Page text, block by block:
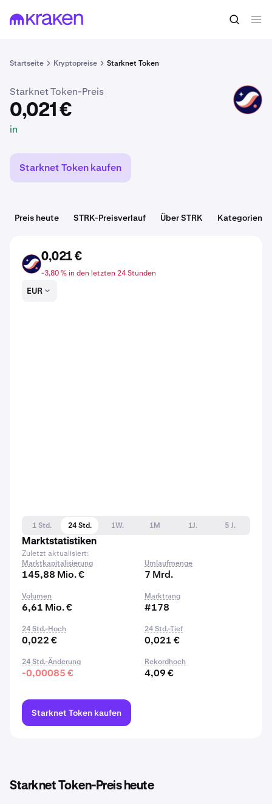
Startseite Kryptopreise Starknet Token
0,021 € STRK kaufen
Starknet Token-Preis
0,021 €
in
STRK
Starknet Token kaufen
Preis heute STRK-Preisverlauf Über STRK Kategorien
STRK
0,021 €
-3,80 % in den letzten 24 Stunden
EUR
1 Std. 24 Std. 1W. 1M 1J.
5 J.
Marktstatistiken
Zuletzt aktualisiert:
Marktkapitalisierung
145,88 Mio. €
Umlaufmenge
7 Mrd.
Volumen
6,61 Mio. €
Marktrang
#178
24 Std.-Hoch
0,022 €
24 Std.-Tief
0,021 €
24 Std.-Änderung
-0,00085 €
Rekordhoch
4,09 €
Starknet Token kaufen
Starknet Token-Preis heute